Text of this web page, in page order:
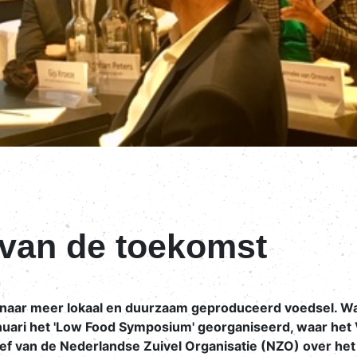
de toekomst
meer lokaal en duurzaam geproduceerd voedsel.
het 'Low Food Symposium' georganiseerd, waar
van de Nederlandse Zuivel Organisatie (NZO) over